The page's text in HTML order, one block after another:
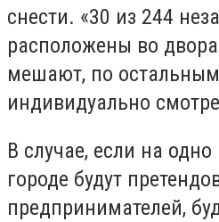
снести. «30 из 244
расположены во
мешают, по
индивидуально
В случае, если на
городе будут
предпринимателей,